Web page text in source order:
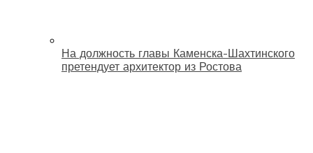
На должность главы Каменска-Шахтинского
претендует архитектор из Ростова